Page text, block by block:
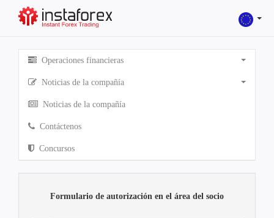
Operaciones financieras
Noticias de la compañía
Noticias de la compañía
Contáctenos
Concursos
Formulario de autorización en el área del socio